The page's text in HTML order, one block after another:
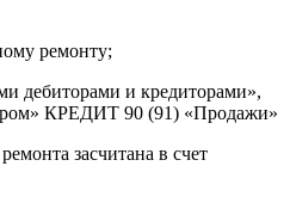
ремонту;
дебиторами и кредиторами»,
КРЕДИТ 90 (91) «Продажи»
засчитана в счет